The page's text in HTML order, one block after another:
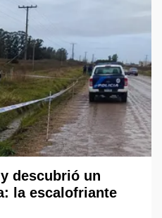
descubrió un
la escalofriante